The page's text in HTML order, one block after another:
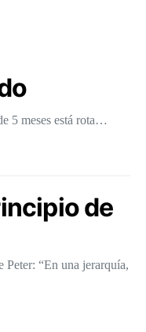
5 meses está rota…
de
“En una jerarquía,